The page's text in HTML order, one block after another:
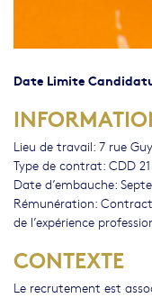
Date Limite
Lieu de travail: 7 rue
Type de contrat: CDD
Date d’embauche:
Rémunération:
de l’expérience
CONTEXTE
Le recrutement est